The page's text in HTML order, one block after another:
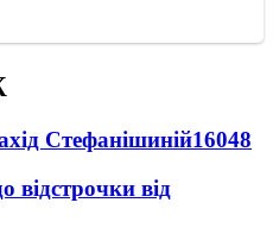
Стефанішиній16048
відстрочки від